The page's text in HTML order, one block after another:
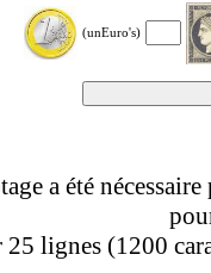
(unEuro's)
a été
25 lignes (1200